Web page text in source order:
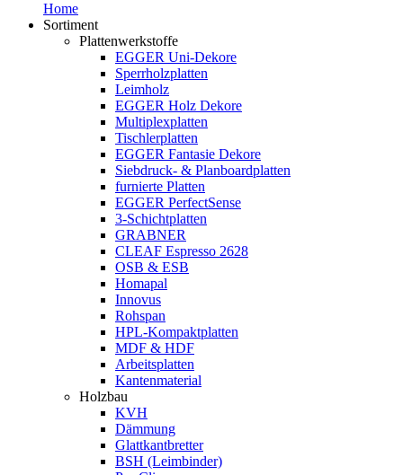
Home
Sortiment
Plattenwerkstoffe
EGGER Uni-Dekore
Sperrholzplatten
Leimholz
EGGER Holz Dekore
Multiplexplatten
Tischlerplatten
EGGER Fantasie Dekore
Siebdruck- & Planboardplatten
furnierte Platten
EGGER PerfectSense
3-Schichtplatten
GRABNER
CLEAF Espresso 2628
OSB & ESB
Homapal
Innovus
Rohspan
HPL-Kompaktplatten
MDF & HDF
Arbeitsplatten
Kantenmaterial
Holzbau
KVH
Dämmung
Glattkantbretter
BSH (Leimbinder)